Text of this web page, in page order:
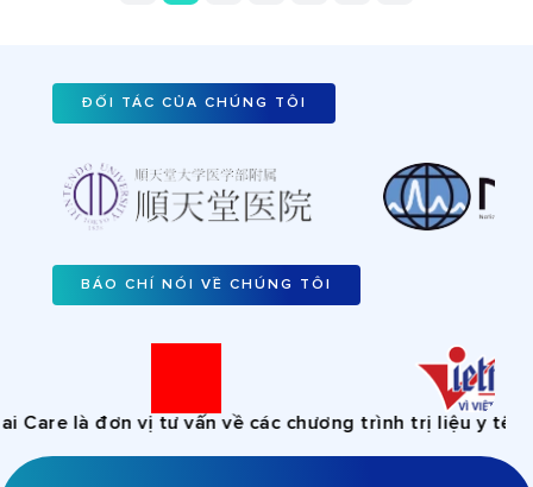
ĐỐI TÁC CỦA CHÚNG TÔI
BÁO CHÍ NÓI VỀ CHÚNG TÔI
là đơn vị tư vấn về các chương trình trị liệu y tế,